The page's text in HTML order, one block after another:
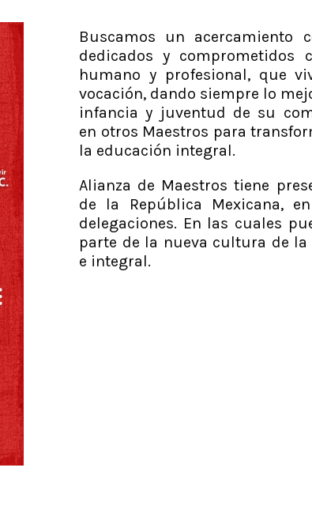
Buscamos un acercamiento
dedicados y comprometidos
humano y profesional, que
vocación, dando siempre lo
infancia y juventud de su
en otros Maestros para
la educación integral.
Alianza de Maestros tiene
de la República Mexicana,
delegaciones. En las cuales
parte de la nueva cultura de
e integral.